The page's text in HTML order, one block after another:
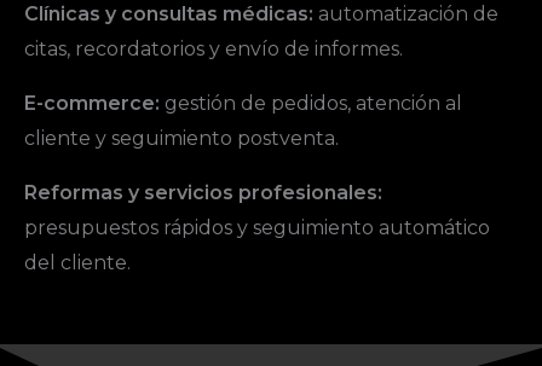
Clínicas y consultas médicas: automatización de
citas, recordatorios y envío de informes.
E-commerce: gestión de pedidos, atención al
cliente y seguimiento postventa.
Reformas y servicios profesionales:
presupuestos rápidos y seguimiento automático
del cliente.